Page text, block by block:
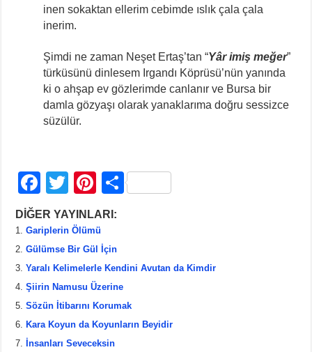
inen sokaktan ellerim cebimde ıslık çala çala
inerim.
Şimdi ne zaman Neşet Ertaş’tan “Yâr imiş meğer”
türküsünü dinlesem Irgandı Köprüsü’nün yanında
ki o ahşap ev gözlerimde canlanır ve Bursa bir
damla gözyaşı olarak yanaklarıma doğru sessizce
süzülür.
F
a
c
e
b
o
o
k
T
wi
tt
er
Pi
nt
er
e
st
S
DİĞER YAYINLARI:
Gariplerin Ölümü
Gülümse Bir Gül İçin
Yaralı Kelimelerle Kendini Avutan da Kimdir
Şiirin Namusu Üzerine
Sözün İtibarını Korumak
Kara Koyun da Koyunların Beyidir
İnsanları Seveceksin